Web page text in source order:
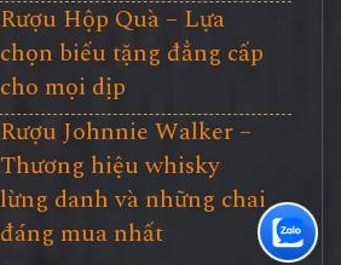
Rượu Hộp Quà – Lựa
chọn biếu tặng đẳng cấp
cho mọi dịp
Rượu Johnnie Walker –
Thương hiệu whisky
lừng danh và những chai
đáng mua nhất